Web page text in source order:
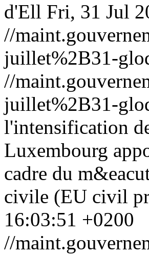
d'Ell Fri, 31 Jul
//
juillet%2B31-
//
juillet%2B31-
l'intensification
Luxembourg
cadre du
civile (EU civil
16:03:51 +0200
//